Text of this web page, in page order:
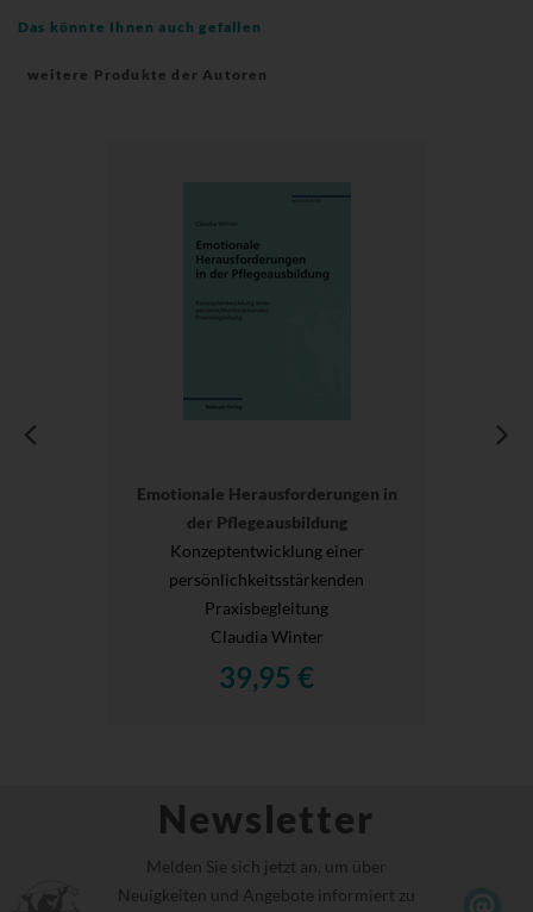
Das könnte Ihnen auch gefallen
weitere Produkte der Autoren
Emotionale Herausforderungen in
der Pflegeausbildung
Konzeptentwicklung einer
persönlichkeitsstärkenden
Praxisbegleitung
Claudia Winter
39,95 €
Newsletter
Melden Sie sich jetzt an, um über
Neuigkeiten und Angebote informiert zu